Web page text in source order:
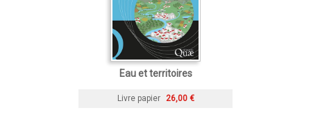
Eau et territoires
Livre papier 26,00 €